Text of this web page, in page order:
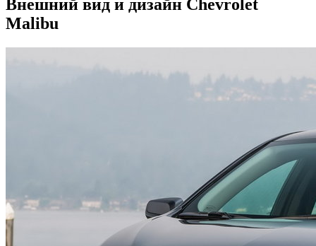
Внешний вид и дизайн Chevrolet
Malibu